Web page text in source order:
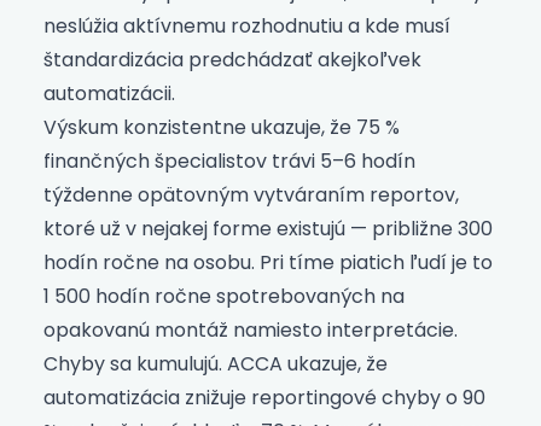
neslúžia aktívnemu rozhodnutiu a kde musí
štandardizácia predchádzať akejkoľvek
automatizácii.
Výskum konzistentne ukazuje, že 75 %
finančných špecialistov trávi 5–6 hodín
týždenne opätovným vytváraním reportov,
ktoré už v nejakej forme existujú — približne 300
hodín ročne na osobu. Pri tíme piatich ľudí je to
1 500 hodín ročne spotrebovaných na
opakovanú montáž namiesto interpretácie.
Chyby sa kumulujú. ACCA ukazuje, že
automatizácia znižuje reportingové chyby o 90